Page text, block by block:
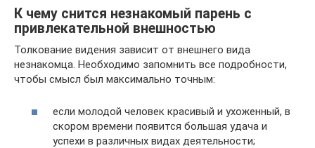
К чему снится незнакомый парень с
привлекательной внешностью
Толкование видения зависит от внешнего вида
незнакомца. Необходимо запомнить все подробности,
чтобы смысл был максимально точным:
если молодой человек красивый и ухоженный, в
скором времени появится большая удача и
успехи в различных видах деятельности;